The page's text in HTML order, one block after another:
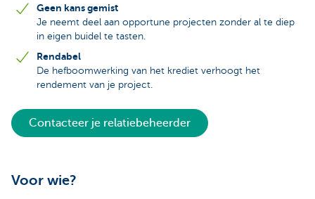
Geen kans gemist
Je neemt deel aan opportune projecten zonder al te diep
in eigen buidel te tasten.
Rendabel
De hefboomwerking van het krediet verhoogt het
rendement van je project.
Contacteer je relatiebeheerder
Voor wie?